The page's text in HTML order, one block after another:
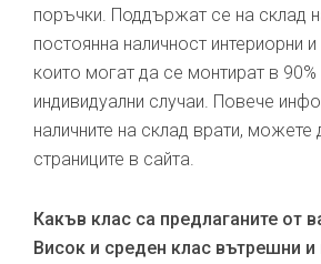
поръчки. Поддържат се на склад
постоянна наличност интериорни
които могат да се монтират в 90%
индивидуални случаи. Повече
наличните на склад врати, можете
страниците в сайта.
Какъв клас са предлаганите от
Висок и среден клас вътрешни